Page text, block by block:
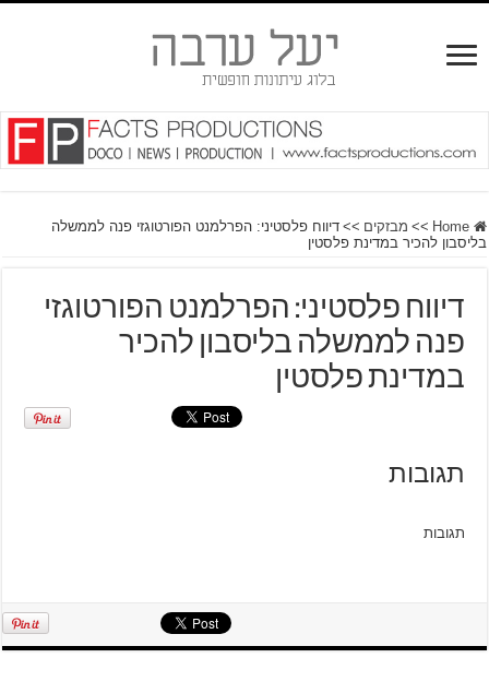
Home
>> מבזקים >> דיווח פלסטיני: הפרלמנט הפורטוגזי פנה לממשלה
בליסבון להכיר במדינת פלסטין
דיווח פלסטיני: הפרלמנט הפורטוגזי
פנה לממשלה בליסבון להכיר
במדינת פלסטין
תגובות
תגובות